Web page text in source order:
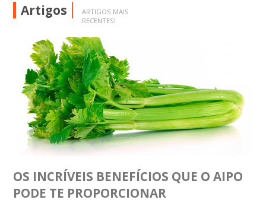
Artigos
ARTIGOS MAIS
RECENTES!
OS INCRÍVEIS BENEFÍCIOS QUE O AIPO
PODE TE PROPORCIONAR